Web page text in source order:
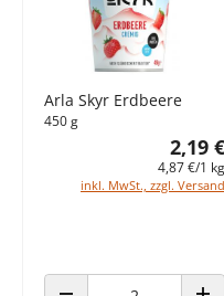
Arla Skyr Erdbeere
450 g
2,19 €
4,87 €/1 kg
inkl. MwSt., zzgl. Versand